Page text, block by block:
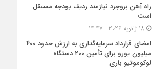
راه آهن بروجرد نیازمند ردیف بودجه مستقل
است
امضای قرارداد سرمایه‌گذاری به ارزش حدود ۴۰۰
میلیون یورو برای تأمین ۲۰۰ دستگاه
لوکوموتیو باری